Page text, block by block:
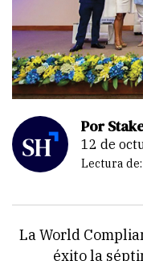
Por
12 de
Lectura de:
La World
éxito la